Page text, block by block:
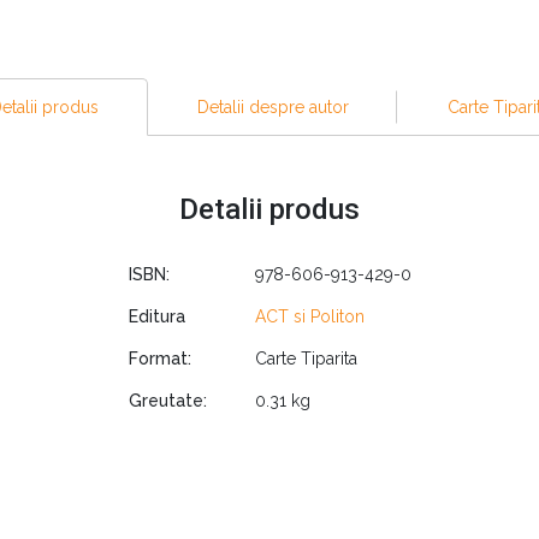
inventată de ea – Terapia de cuplu centrată pe emoții –
premii. În 2016 a fost numită Psihologul anului de către
de educație și consolidare a relațiilor, intitulat Hold Me
care se confruntă cu boli de inimă, familii cu adolescenți
produs Detalii despre autor Carte
Detalii produs
ISBN: 978-606-913-429-0
Editura ACT si Politon
Format: Carte Tiparita
Greutate: 0.31 kg